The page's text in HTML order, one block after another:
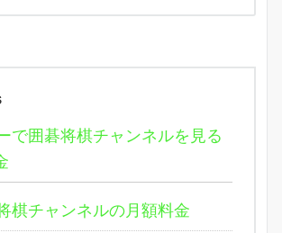
で囲碁将棋チャンネルを見る
棋チャンネルの月額料金